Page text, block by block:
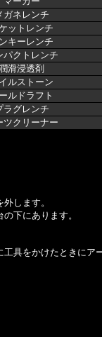
ガネレンチ
ットレンチ
キーレンチ
パクトレンチ
滑浸透剤
ルストーン
ルドラフト
ラグレンチ
ツクリーナー
します。
下にあります。
具をかけたときにア